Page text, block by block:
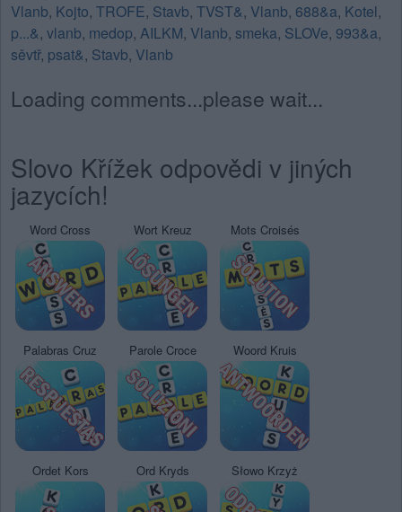
Vlanb, Kojto, TROFE, Stavb, TVST&, Vlanb, 688&a, Kotel,
p...&, vlanb, medop, AILKM, Vlanb, smeka, SLOVe, 993&a,
sěvtř, psat&, Stavb, Vlanb
Loading comments...please wait...
Slovo Křížek odpovědi v jiných
jazycích!
Word Cross Wort Kreuz Mots Croisés
Palabras Cruz Parole Croce Woord Kruis
Ordet Kors Ord Kryds Słowo Krzyż